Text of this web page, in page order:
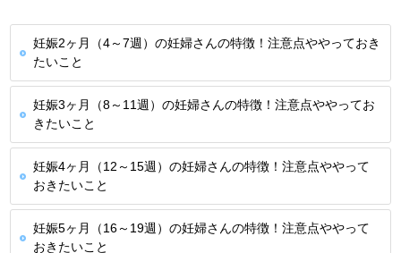
妊娠2ヶ月（4～7週）の妊婦さんの特徴！注意点ややっておき
たいこと
妊娠3ヶ月（8～11週）の妊婦さんの特徴！注意点ややってお
きたいこと
妊娠4ヶ月（12～15週）の妊婦さんの特徴！注意点ややって
おきたいこと
妊娠5ヶ月（16～19週）の妊婦さんの特徴！注意点ややって
おきたいこと